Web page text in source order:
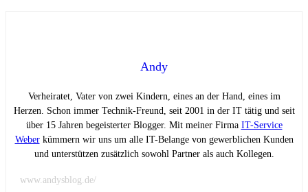
Andy
Verheiratet, Vater von zwei Kindern, eines an der Hand, eines im
Herzen. Schon immer Technik-Freund, seit 2001 in der IT tätig und seit
über 15 Jahren begeisterter Blogger. Mit meiner Firma IT-Service
Weberkümmern wir uns um alle IT-Belange von gewerblichen Kunden
und unterstützen zusätzlich sowohl Partner als auch Kollegen.
www.andysblog.de/